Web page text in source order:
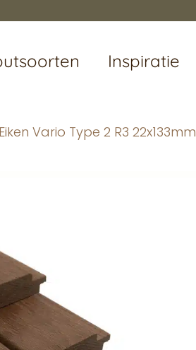
Inspiratie
Vario Type 2 R3 22x133mm